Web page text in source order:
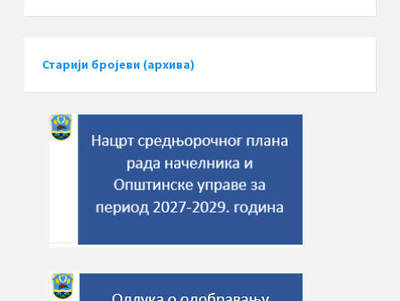
Старији бројеви (архива)